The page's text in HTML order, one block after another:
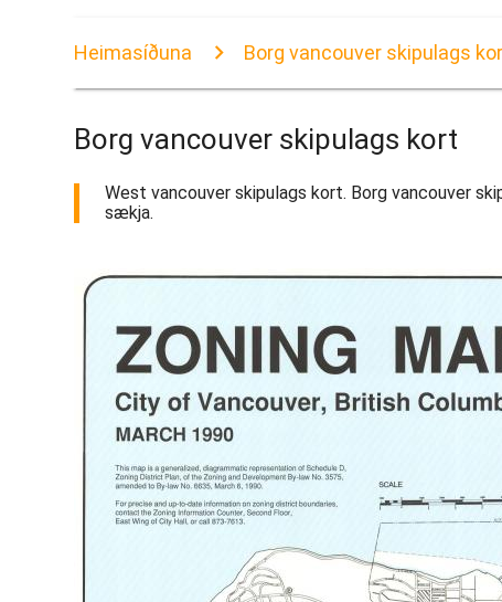
Heimasíðuna Borg vancouver skipulags
Borg vancouver skipulags kort
West vancouver skipulags kort. Borg vancouver
sækja.